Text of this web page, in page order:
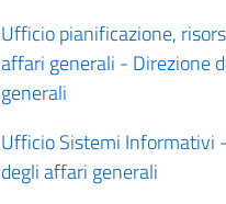
Ufficio pianificazione,
affari generali - Direzione
generali
Ufficio Sistemi Informativi
degli affari generali